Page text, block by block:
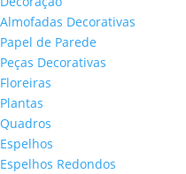
Almofadas Decorativas
Papel de Parede
Peças Decorativas
Floreiras
Plantas
Quadros
Espelhos
Espelhos Redondos